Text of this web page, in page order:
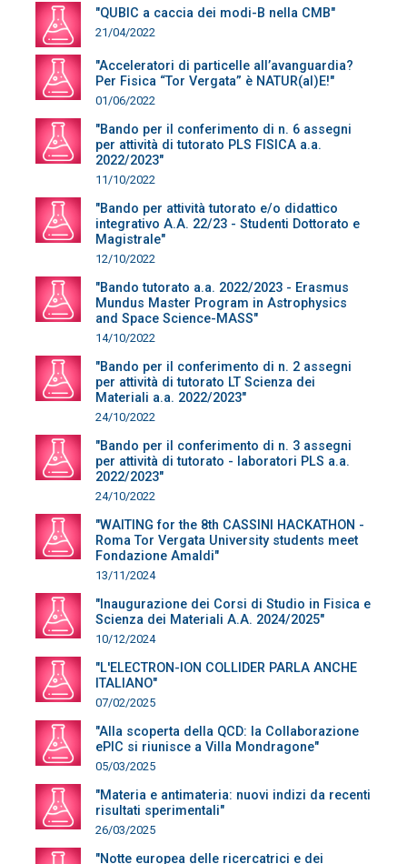
"QUBIC a caccia dei modi-B nella CMB"
21/04/2022
"Acceleratori di particelle all’avanguardia?
Per Fisica “Tor Vergata” è NATUR(al)E!"
01/06/2022
"Bando per il conferimento di n. 6 assegni
per attività di tutorato PLS FISICA a.a.
2022/2023"
11/10/2022
"Bando per attività tutorato e/o didattico
integrativo A.A. 22/23 - Studenti Dottorato e
Magistrale"
12/10/2022
"Bando tutorato a.a. 2022/2023 - Erasmus
Mundus Master Program in Astrophysics
and Space Science-MASS"
14/10/2022
"Bando per il conferimento di n. 2 assegni
per attività di tutorato LT Scienza dei
Materiali a.a. 2022/2023"
24/10/2022
"Bando per il conferimento di n. 3 assegni
per attività di tutorato - laboratori PLS a.a.
2022/2023"
24/10/2022
"WAITING for the 8th CASSINI HACKATHON -
Roma Tor Vergata University students meet
Fondazione Amaldi"
13/11/2024
"Inaugurazione dei Corsi di Studio in Fisica e
Scienza dei Materiali A.A. 2024/2025"
10/12/2024
"L'ELECTRON-ION COLLIDER PARLA ANCHE
ITALIANO"
07/02/2025
"Alla scoperta della QCD: la Collaborazione
ePIC si riunisce a Villa Mondragone"
05/03/2025
"Materia e antimateria: nuovi indizi da recenti
risultati sperimentali"
26/03/2025
"Notte europea delle ricercatrici e dei